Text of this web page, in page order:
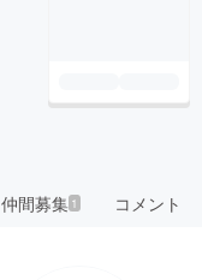
仲間募集 1 コメント